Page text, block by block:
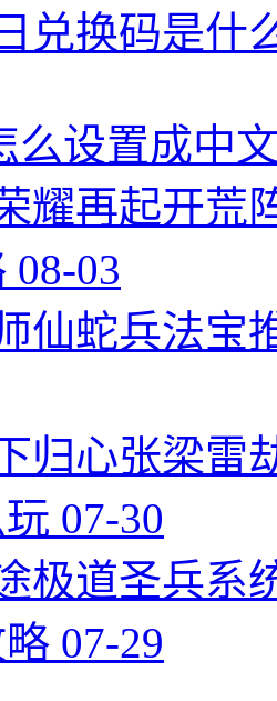
兑换码是什
么设置成中
耀再起开荒
08-03
仙蛇兵法宝
归心张梁雷
07-30
极道圣兵系
07-29